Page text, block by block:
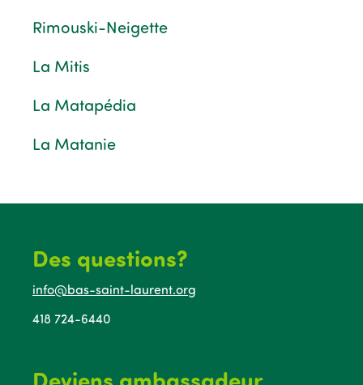
Rimouski-Neigette
La Mitis
La Matapédia
La Matanie
Des questions?
info@bas-saint-laurent.org
418 724-6440